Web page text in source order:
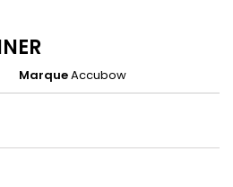
MarqueAccubow